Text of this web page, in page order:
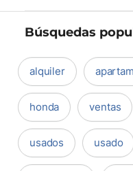
Búsquedas
alquiler
honda ventas
usados usado